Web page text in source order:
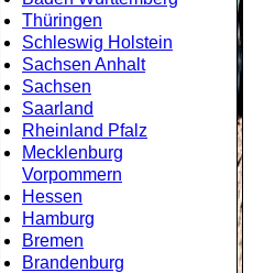
Thüringen
Schleswig Holstein
Sachsen Anhalt
Sachsen
Saarland
Rheinland Pfalz
Mecklenburg
Vorpommern
Hessen
Hamburg
Bremen
Brandenburg